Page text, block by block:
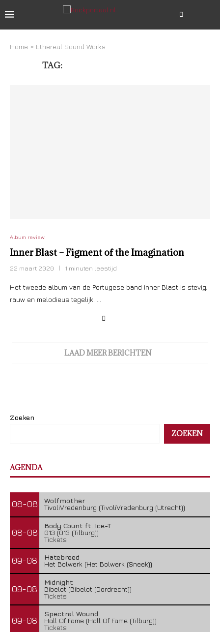
Home » Ethereal Sound Works
TAG:
Album review
Inner Blast – Figment of the Imagination
22 maart 2020 1 minuten leestijd
Het tweede album van de Portugese band Inner Blast is stevig,
rauw en melodieus tegelijk. …
LAAD MEER BERICHTEN
Zoeken
ZOEKEN
AGENDA
08-08
Wolfmother
TivoliVredenburg (TivoliVredenburg (Utrecht))
08-08
Body Count ft. Ice-T
013 (013 (Tilburg))
Tickets
09-08
Hatebreed
Het Bolwerk (Het Bolwerk (Sneek))
09-08
Midnight
Bibelot (Bibelot (Dordrecht))
Tickets
09-08
Spectral Wound
Hall Of Fame (Hall Of Fame (Tilburg))
Tickets